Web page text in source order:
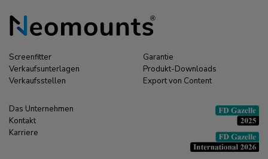
Screenfitter
Verkaufsunterlagen
Verkaufsstellen
Garantie
Produkt-Downloads
Export von Content
Das Unternehmen
Kontakt
Karriere